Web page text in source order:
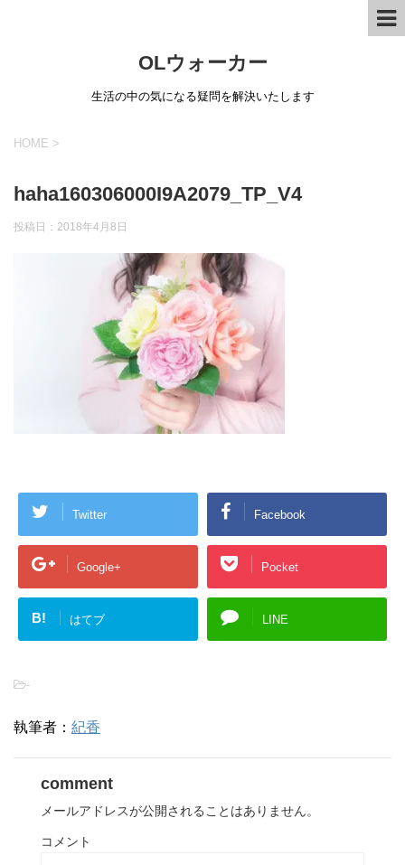
OLウォーカー
生活の中の気になる疑問を解決いたします
HOME >
haha160306000I9A2079_TP_V4
投稿日： 2018年4月8日
Twitter Facebook
Google+ Pocket
B! はてブ LINE
-
執筆者： 紀香
comment
メールアドレスが公開されることはありません。
コメント